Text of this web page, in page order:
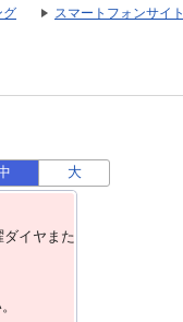
グ
スマートフォンサイト
大
イヤまた